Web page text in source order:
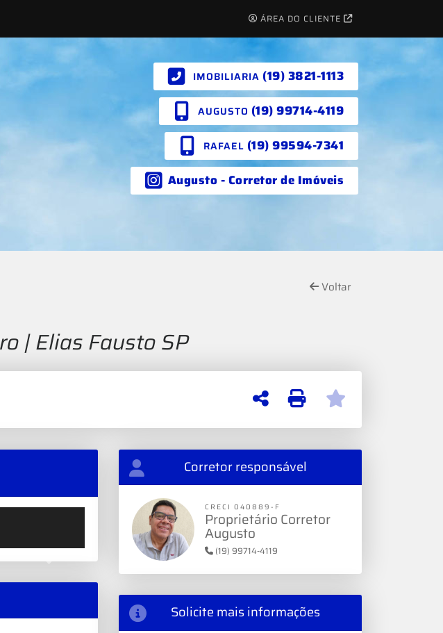
ÁREA DO CLIENTE
IMOBILIARIA (19) 3821-1113
AUGUSTO (19) 99714-4119
RAFAEL (19) 99594-7341
Augusto - Corretor de Imóveis
Voltar
| Elias Fausto SP
Next
Corretor responsável
CRECI 040889-F
Proprietário Corretor
Augusto
(19) 99714-4119
Solicite mais informações